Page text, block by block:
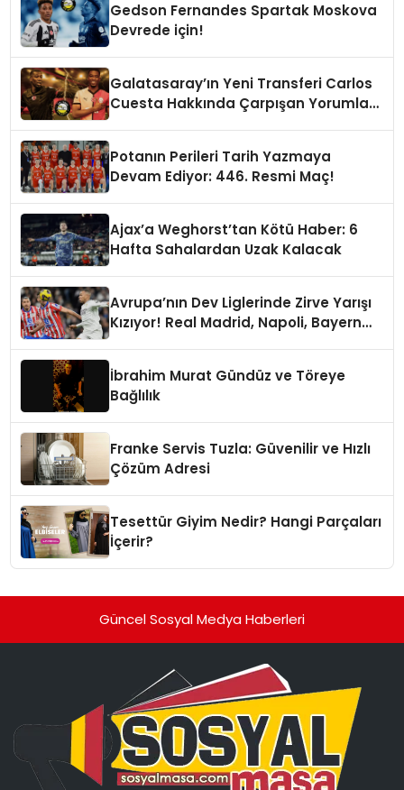
Gedson Fernandes Spartak Moskova
Devrede için!
Galatasaray’ın Yeni Transferi Carlos
Cuesta Hakkında Çarpışan Yorumlar:
Potanın Perileri Tarih Yazmaya
Devam Ediyor: 446. Resmi Maç!
Ajax’a Weghorst’tan Kötü Haber: 6
Hafta Sahalardan Uzak Kalacak
Avrupa’nın Dev Liglerinde Zirve Yarışı
Kızıyor! Real Madrid, Napoli, Bayern
İbrahim Murat Gündüz ve Töreye
Bağlılık
Franke Servis Tuzla: Güvenilir ve Hızlı
Çözüm Adresi
Tesettür Giyim Nedir? Hangi Parçaları
İçerir?
Güncel Sosyal Medya Haberleri